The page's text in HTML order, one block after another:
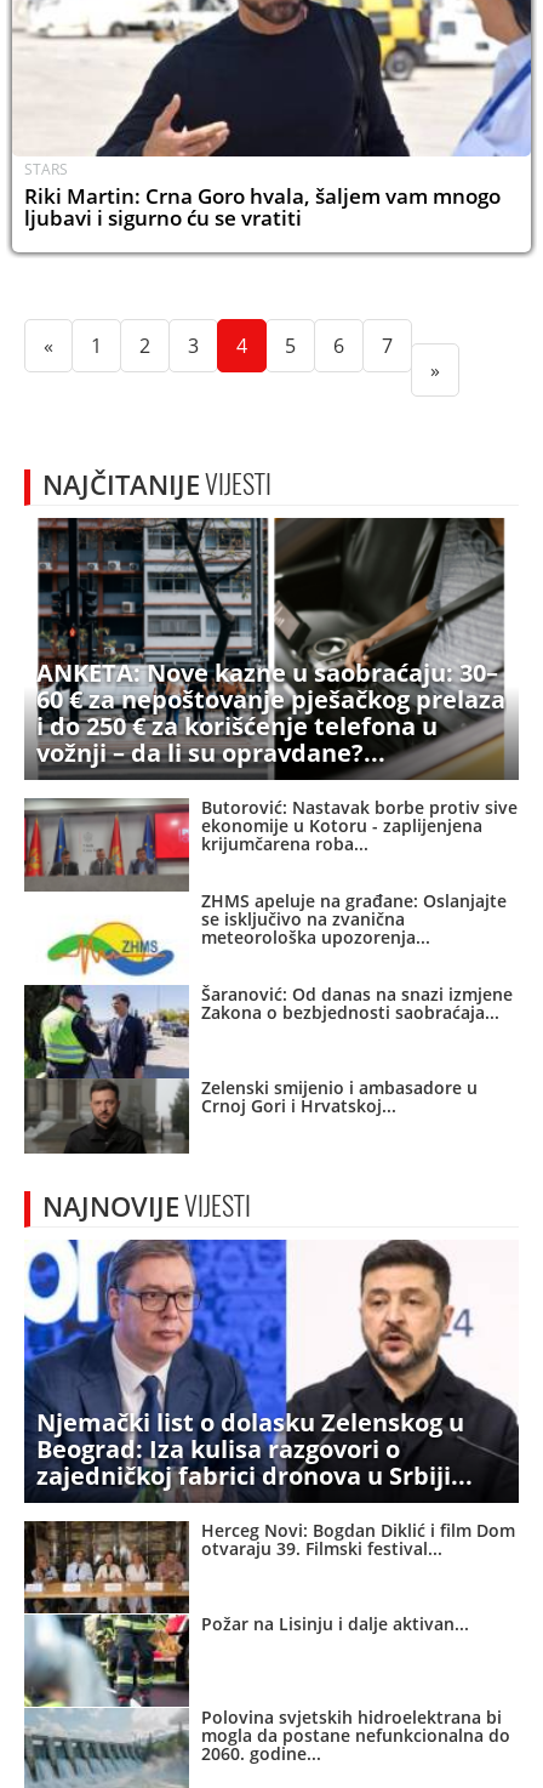
STARS
Riki Martin: Crna Goro hvala, šaljem vam mnogo
ljubavi i sigurno ću se vratiti
« 1 (current)
2 (current)
3(current)
4(current)
5(current)
6(current)
7(current)
»
NAJČITANIJEVIJESTI
ANKETA: Nove kazne u saobraćaju: 30–
60 € za nepoštovanje pješačkog prelaza
i do 250 € za korišćenje telefona u
vožnji – da li su opravdane?
Butorović: Nastavak borbe protiv sive
ekonomije u Kotoru - zaplijenjena
krijumčarena roba
ZHMS apeluje na građane: Oslanjajte
se isključivo na zvanična
meteorološka upozorenja
Šaranović: Od danas na snazi izmjene
Zakona o bezbjednosti saobraćaja
Zelenski smijenio i ambasadore u
Crnoj Gori i Hrvatskoj
NAJNOVIJEVIJESTI
Njemački list o dolasku Zelenskog u
Beograd: Iza kulisa razgovori o
zajedničkoj fabrici dronova u Srbiji
Herceg Novi: Bogdan Diklić i film Dom
otvaraju 39. Filmski festival
Požar na Lisinju i dalje aktivan
Polovina svjetskih hidroelektrana bi
mogla da postane nefunkcionalna do
2060. godine